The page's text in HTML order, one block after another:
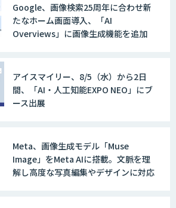
物流チェッカー
AI 受託開発・導入支援
TERAS AIカメラソリューション
Google、画像検索25周年に合わせ新
たなホーム画面導入、「AI
Overviews」に画像生成機能を追加
アイスマイリー、8/5（水）から2日
間、「AI・人工知能EXPO NEO」にブ
ース出展
Meta、画像生成モデル「Muse
Image」をMeta AIに搭載。文脈を理
解し高度な写真編集やデザインに対応